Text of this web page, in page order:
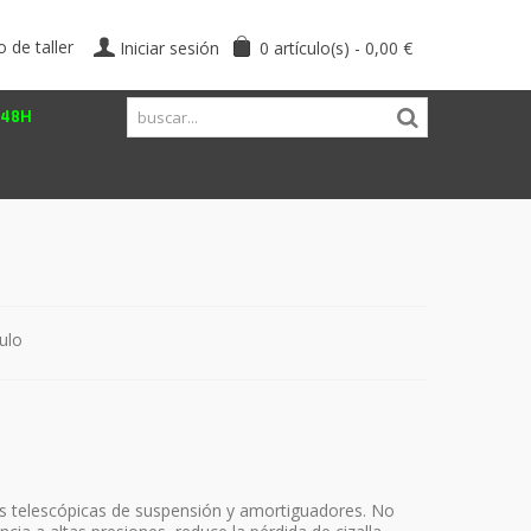
0 artículo(s) - 0,00 €
Iniciar sesión
de taller
telescópicas de suspensión y amortiguadores. No